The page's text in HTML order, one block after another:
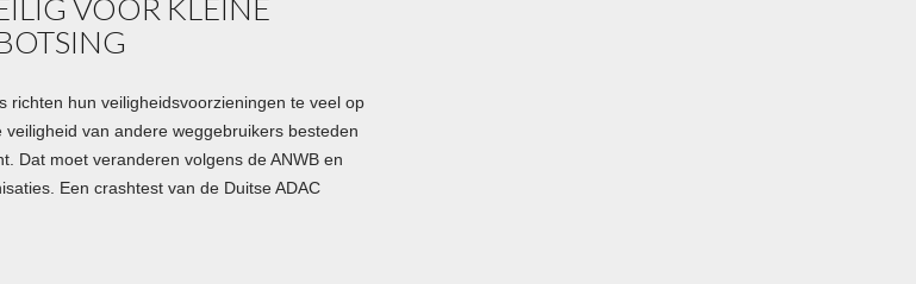
VOOR KLEINE
richten hun veiligheidsvoorzieningen te veel op
veiligheid van andere weggebruikers besteden
Dat moet veranderen volgens de ANWB en
Een crashtest van de Duitse ADAC